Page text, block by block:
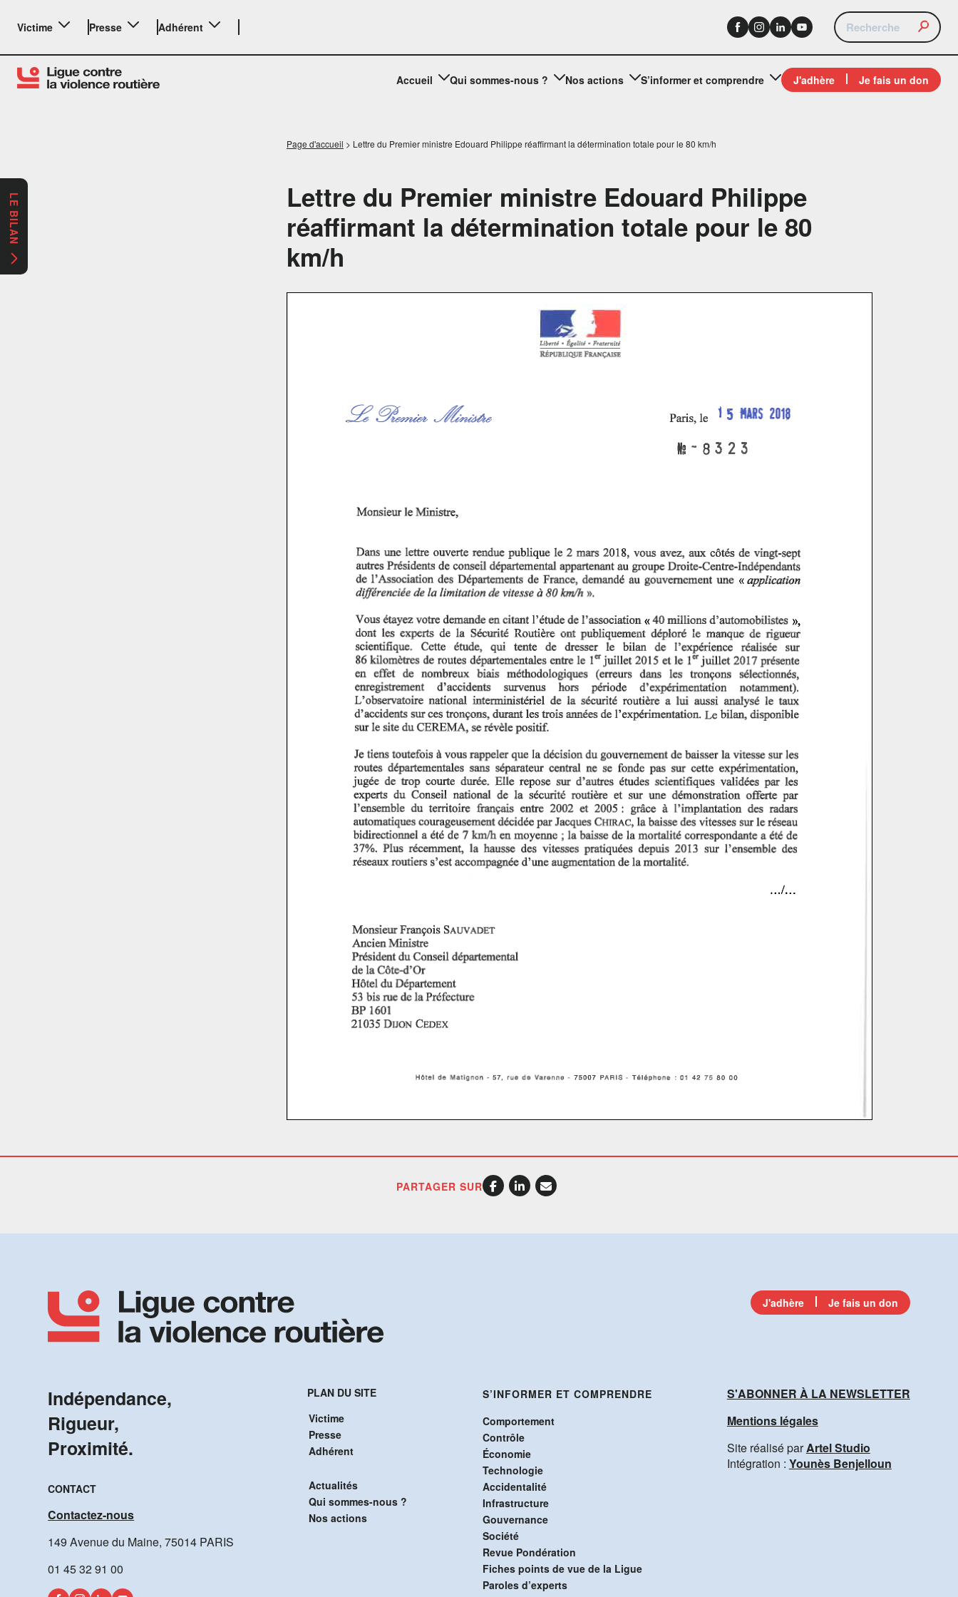
Victime Presse Adhérent
Accueil Qui sommes-nous ? Nos actions S’informer et comprendre J'adhère Je fais un don
Page d'accueil > Lettre du Premier ministre Edouard Philippe réaffirmant la détermination totale pour le 80 km/h
Lettre du Premier ministre Edouard Philippe
réaffirmant la détermination totale pour le 80
km/h
PARTAGER SUR
J'adhère Je fais un don
Indépendance,
Rigueur,
Proximité.
CONTACT
Contactez-nous
149 Avenue du Maine, 75014 PARIS
01 45 32 91 00
PLAN DU SITE
Victime
Presse
Adhérent
Actualités
Qui sommes-nous ?
Nos actions
S’INFORMER ET COMPRENDRE
Comportement
Contrôle
Économie
Technologie
Accidentalité
Infrastructure
Gouvernance
Société
Revue Pondération
Fiches points de vue de la Ligue
Paroles d’experts
S'ABONNER À LA NEWSLETTER
Mentions légales
Site réalisé parArtel Studio
Intégration : Younès Benjelloun
LE BILAN